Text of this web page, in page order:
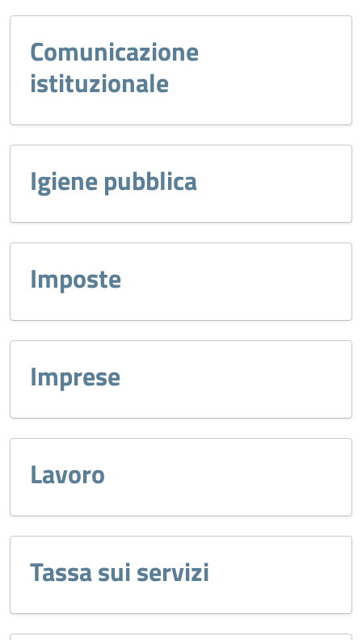
Comunicazione
istituzionale
Igiene pubblica
Imposte
Imprese
Lavoro
Tassa sui servizi